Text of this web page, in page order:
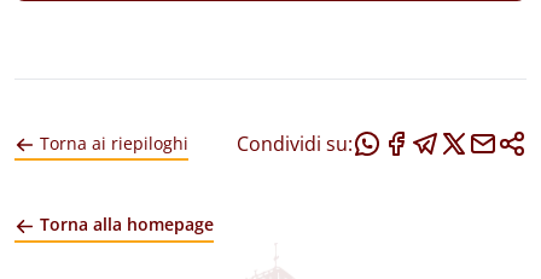
Torna ai riepiloghi Condividi su:
Torna alla homepage